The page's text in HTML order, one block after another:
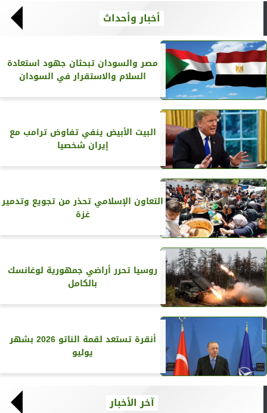
أخبار وأحداث
مصر والسودان تبحثان جهود استعادة
السلام والاستقرار في السودان
البيت الأبيض ينفي تفاوض ترامب مع
إيران شخصيا
التعاون الإسلامي تحذر من تجويع وتدمير
غزة
روسيا تحرر أراضي جمهورية لوغانسك
بالكامل
أنقرة تستعد لقمة الناتو 2026 بشهر
يوليو
آخر الأخبار